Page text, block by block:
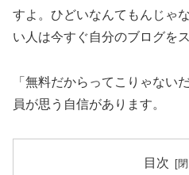
すよ。ひどいなんてもんじゃ
い人は今すぐ自分のブログを
「無料だからってこりゃない
員が思う自信があります。
目次